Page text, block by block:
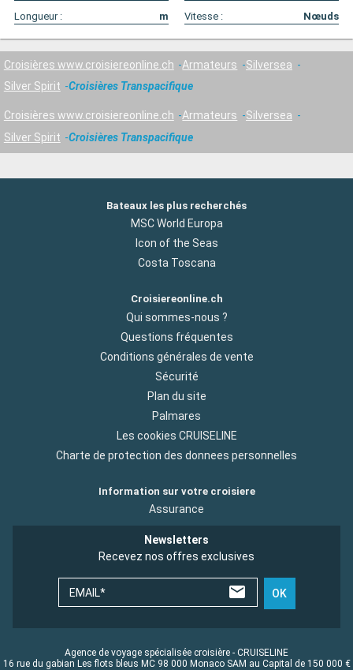
Longueur :
m Vitesse : Nœuds
Croisières www.croisiereonline.ch Armateurs
Silversea
Silver Spirit
Croisières Transpacifique
Croisières www.croisiereonline.ch Armateurs
Silversea
Silver Spirit
Croisières Transpacifique
Bateaux les plus recherchés
MSC World Europa
Icon of the Seas
Costa Toscana
Croisiereonline.ch
Qui sommes-nous ?
Questions fréquentes
Conditions générales de vente
Sécurité
Plan du site
Palmares
Les cookies CRUISELINE
Charte de protection des donnees personnelles
Information sur votre croisiere
Assurance
Newsletters
Recevez nos offres exclusives
EMAIL* OK
Agence de voyage spécialisée croisière - CRUISELINE
16 rue du gabian Les flots bleus MC 98 000 Monaco SAM au Capital de 150 000 €